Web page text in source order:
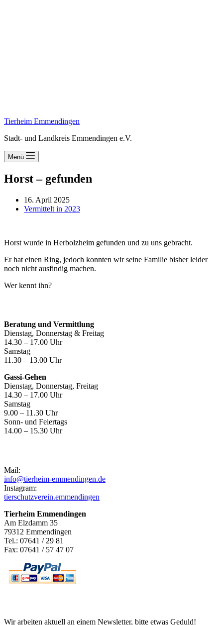
Tierheim Emmendingen
Stadt- und Landkreis Emmendingen e.V.
Menü
Horst – gefunden
16. April 2025
Vermittelt in 2023
Horst wurde in Herbolzheim gefunden und zu uns gebracht.
Er hat einen Ring, jedoch konnten wir seine Familie bisher leider
noch nicht ausfindig machen.
Wer kennt ihn?
Beratung und Vermittlung
Dienstag, Donnerstag & Freitag
14.30 – 17.00 Uhr
Samstag
11.30 – 13.00 Uhr
Gassi-Gehen
Dienstag, Donnerstag, Freitag
14.30 – 17.00 Uhr
Samstag
9.00 – 11.30 Uhr
Sonn- und Feiertags
14.00 – 15.30 Uhr
Mail:
info@tierheim-emmendingen.de
Instagram:
tierschutzverein.emmendingen
Tierheim Emmendingen
Am Elzdamm 35
79312 Emmendingen
Tel.: 07641 / 29 81
Fax: 07641 / 57 47 07
Wir arbeiten aktuell an einem Newsletter, bitte etwas Geduld!